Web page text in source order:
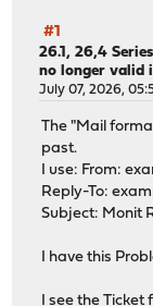
#1
26.1, 26,4 Series
no longer valid
July 07, 2026,
The "Mail
past.
I use: From:
Reply-To:
Subject: Monit
I have this
I see the Ticket